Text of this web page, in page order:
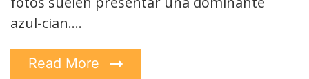
azul-cian.…
Read More